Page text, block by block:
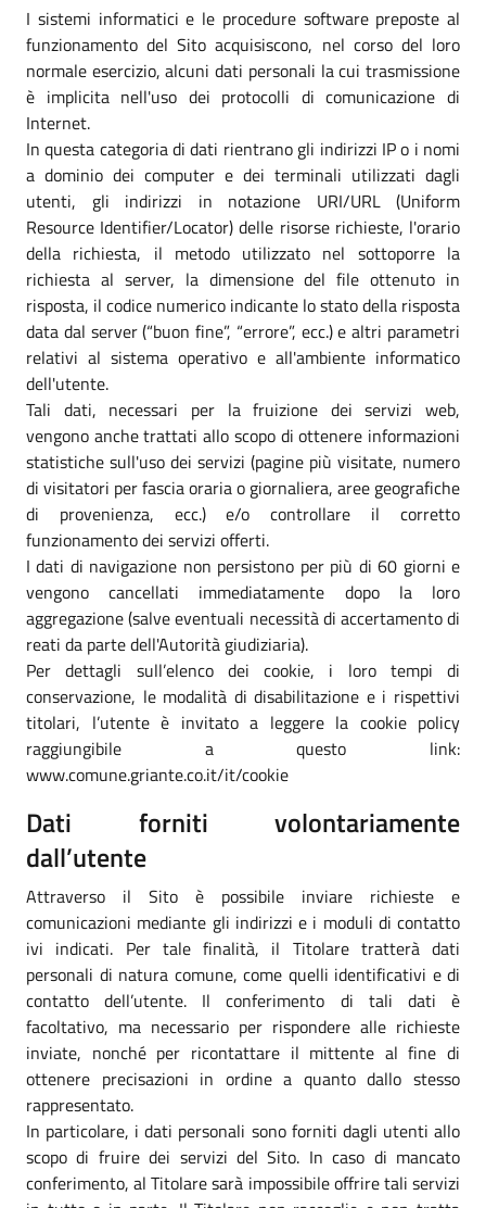
I sistemi informatici e le procedure software preposte al
funzionamento del Sito acquisiscono, nel corso del loro
normale esercizio, alcuni dati personali la cui trasmissione
è implicita nell'uso dei protocolli di comunicazione di
Internet.
In questa categoria di dati rientrano gli indirizzi IP o i nomi
a dominio dei computer e dei terminali utilizzati dagli
utenti, gli indirizzi in notazione URI/URL (Uniform
Resource Identifier/Locator) delle risorse richieste, l'orario
della richiesta, il metodo utilizzato nel sottoporre la
richiesta al server, la dimensione del file ottenuto in
risposta, il codice numerico indicante lo stato della risposta
data dal server (“buon fine”, “errore”, ecc.) e altri parametri
relativi al sistema operativo e all'ambiente informatico
dell'utente.
Tali dati, necessari per la fruizione dei servizi web,
vengono anche trattati allo scopo di ottenere informazioni
statistiche sull'uso dei servizi (pagine più visitate, numero
di visitatori per fascia oraria o giornaliera, aree geografiche
di provenienza, ecc.) e/o controllare il corretto
funzionamento dei servizi offerti.
I dati di navigazione non persistono per più di 60 giorni e
vengono cancellati immediatamente dopo la loro
aggregazione (salve eventuali necessità di accertamento di
reati da parte dell'Autorità giudiziaria).
Per dettagli sull’elenco dei cookie, i loro tempi di
conservazione, le modalità di disabilitazione e i rispettivi
titolari, l’utente è invitato a leggere la cookie policy
raggiungibile a questo link:
www.comune.griante.co.it/it/cookie
Dati forniti volontariamente
dall’utente
Attraverso il Sito è possibile inviare richieste e
comunicazioni mediante gli indirizzi e i moduli di contatto
ivi indicati. Per tale finalità, il Titolare tratterà dati
personali di natura comune, come quelli identificativi e di
contatto dell’utente. Il conferimento di tali dati è
facoltativo, ma necessario per rispondere alle richieste
inviate, nonché per ricontattare il mittente al fine di
ottenere precisazioni in ordine a quanto dallo stesso
rappresentato.
In particolare, i dati personali sono forniti dagli utenti allo
scopo di fruire dei servizi del Sito. In caso di mancato
conferimento, al Titolare sarà impossibile offrire tali servizi